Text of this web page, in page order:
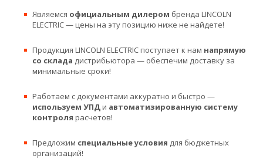
Являемся официальным дилером бренда LINCOLN
ELECTRIC — цены на эту позицию ниже не найдете!
Продукция LINCOLN ELECTRIC поступает к нам напрямую
со склада дистрибьютора — обеспечим доставку за
минимальные сроки!
Работаем с документами аккуратно и быстро —
используем УПДи автоматизированную систему
контроля расчетов!
Предложим специальные условия для бюджетных
организаций!